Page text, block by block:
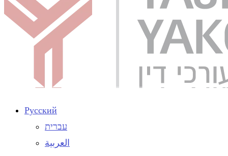
Русский
עברית
العربية